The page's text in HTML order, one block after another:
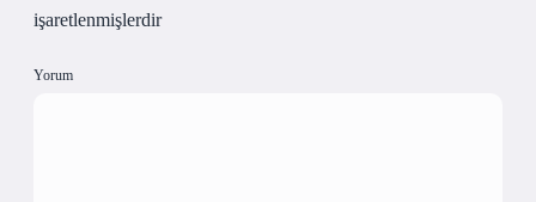
işaretlenmişlerdir
Yorum